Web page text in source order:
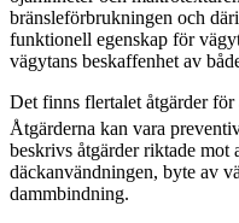
bränsleförbrukningen och
funktionell egenskap för
vägytans beskaffenhet av
Det finns flertalet åtgärder
Åtgärderna kan vara
beskrivs åtgärder riktade mot
däckanvändningen, byte av
dammbindning.